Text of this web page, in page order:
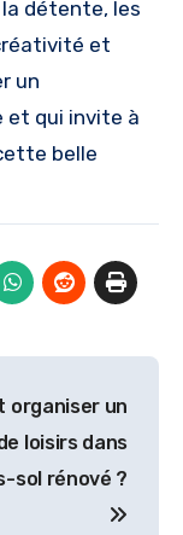
détente, les
et
un
et qui invite à
belle
organiser un
loisirs dans
sol rénové ?